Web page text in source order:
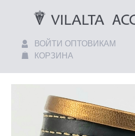
ВОЙТИ ОПТОВИКАМ
КОРЗИНА